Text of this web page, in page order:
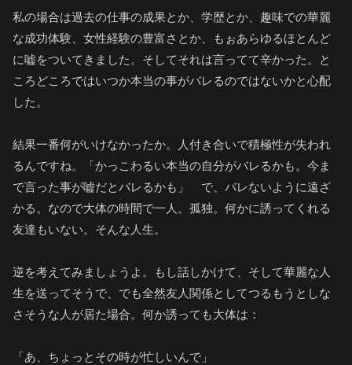
私の場合は過去の仕事の成果とか、学歴とか、趣味での華麗
な成功体験、女性経験の豊富さとか、もぉあらゆるほとんど
に嘘をついてきました。そしてそれは言ってて辛かった。と
ころどころではいつか本当の事がバレるのではないかと心配
した。
結果一番何がいけなかったか。人付き合いで積極性が失われ
るんですね。「かっこわるい本当の自分がバレるかも。今ま
で言った事が嘘だとバレるかも」 で、バレないように遠ざ
かる。なので大体の時間で一人。孤独。何かに誘ってくれる
友達もいない。そんな人生。
逆を考えてみましょうよ。もし話しかけて、そして華麗な人
生を送ってそうで、でも全然友人関係としてつるもうとしな
さそうな人が居た場合。何か誘っても大体は：
「あ、ちょっとその時が忙しいんで」